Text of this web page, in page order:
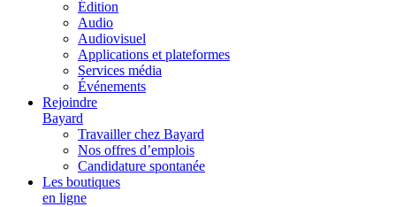
Édition
Audio
Audiovisuel
Applications et plateformes
Services média
Événements
Rejoindre
Bayard
Travailler chez Bayard
Nos offres d’emplois
Candidature spontanée
Les boutiques
en ligne